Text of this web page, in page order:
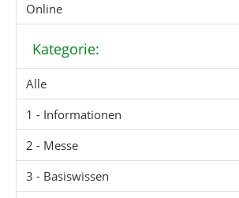
Online
Kategorie:
Alle
1 - Informationen
2 - Messe
3 - Basiswissen